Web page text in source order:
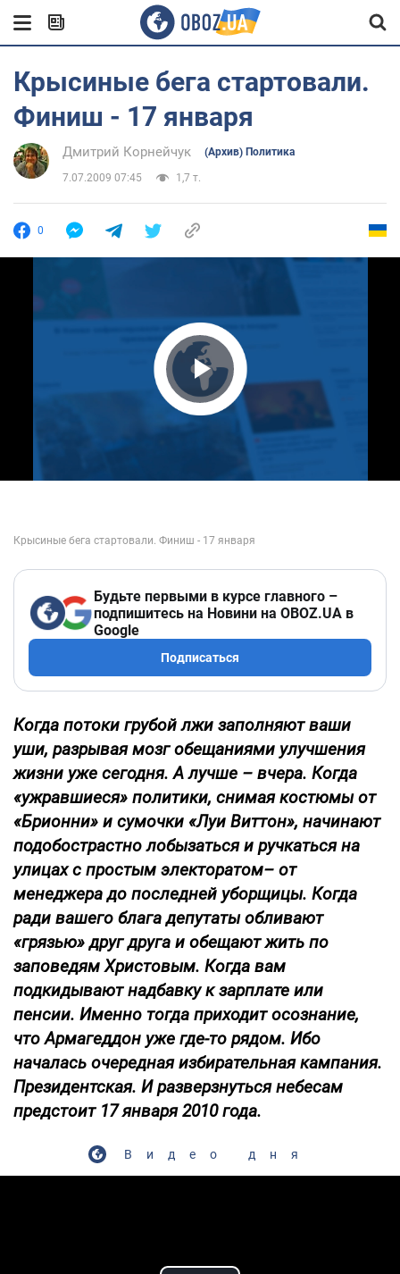
Крысиные бега стартовали.
Финиш - 17 января
Дмитрий Корнейчук (Архив) Политика
7.07.2009 07:45 1,7 т.
0
Play Video
Будьте первыми в курсе главного –
подпишитесь на Новини на OBOZ.UA в
Google
Подписаться
Когда потоки грубой лжи заполняют ваши
уши, разрывая мозг обещаниями улучшения
жизни уже сегодня. А лучше – вчера. Когда
«ужравшиеся» политики, снимая костюмы от
«Брионни» и сумочки «Луи Виттон», начинают
подобострастно лобызаться и ручкаться на
улицах с простым электоратом– от
менеджера до последней уборщицы. Когда
ради вашего блага депутаты обливают
«грязью» друг друга и обещают жить по
заповедям Христовым. Когда вам
подкидывают надбавку к зарплате или
пенсии. Именно тогда приходит осознание,
что Армагеддон уже где-то рядом. Ибо
началась очередная избирательная кампания.
Президентская. И разверзнуться небесам
предстоит 17 января 2010 года.
Видео дня